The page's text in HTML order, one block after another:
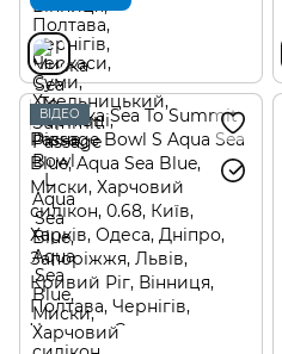
ВІДЕО